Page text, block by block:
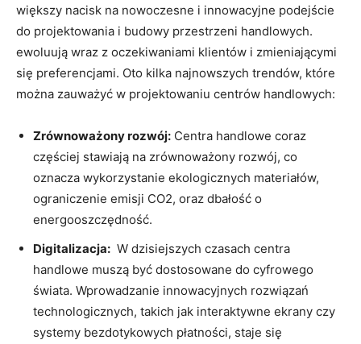
większy nacisk na⁤ nowoczesne i innowacyjne podejście
‍do projektowania i budowy⁣ przestrzeni handlowych.
ewoluują wraz z oczekiwaniami ​klientów ⁢i zmieniającymi
się preferencjami. Oto ⁣kilka ⁣najnowszych trendów, które
⁢można zauważyć ​w projektowaniu centrów handlowych:
Zrównoważony rozwój: Centra handlowe coraz
częściej stawiają na zrównoważony rozwój, co
oznacza wykorzystanie⁣ ekologicznych materiałów,
ograniczenie emisji CO2, oraz dbałość o
energooszczędność.
Digitalizacja: ‌ W ⁤dzisiejszych czasach‍ centra⁤
handlowe muszą być dostosowane do cyfrowego
świata. Wprowadzanie innowacyjnych rozwiązań
technologicznych, takich jak interaktywne ekrany czy
systemy bezdotykowych płatności, staje się